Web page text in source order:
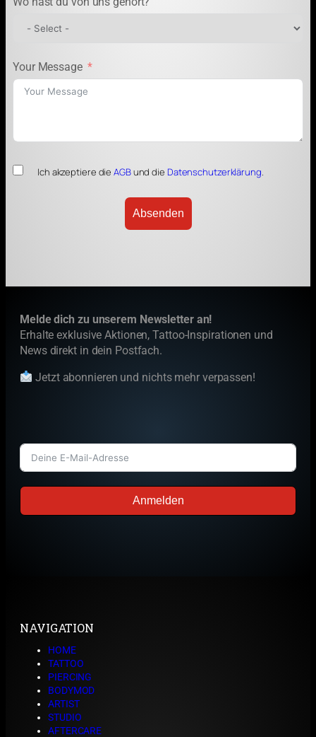
Your Message
Ich akzeptiere dieAGBund die Datenschutzerklärung
Absenden
Melde dich zu unserem Newsletter an!
Erhalte exklusive Aktionen, Tattoo-Inspirationen und
News direkt in dein Postfach.
Jetzt abonnieren und nichts mehr verpassen!
Anmelden
NAVIGATION
HOME
TATTOO
PIERCING
BODYMOD
ARTIST
STUDIO
AFTERCARE